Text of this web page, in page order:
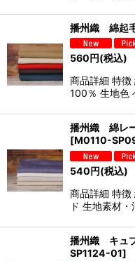
播州織 綿起
560円(税込)
商品詳細 特徴
100％ 生地色
播州織 綿レ
[M0110-
540円(税込)
商品詳細 特徴
ド 生地素材
播州織 キュ
SP1124-01]